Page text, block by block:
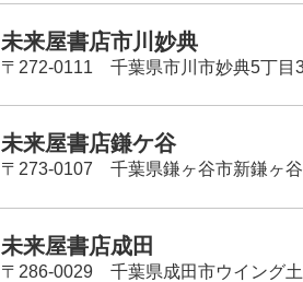
未来屋書店市川妙典
〒272-0111 千葉県市川市妙典5丁目
未来屋書店鎌ケ谷
〒273-0107 千葉県鎌ヶ谷市新鎌ヶ
未来屋書店成田
〒286-0029 千葉県成田市ウイング